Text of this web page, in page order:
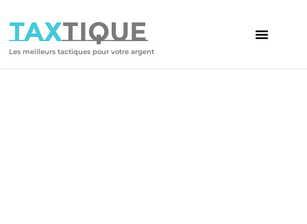
TAXTIQUE
Les meilleurs tactiques pour votre argent